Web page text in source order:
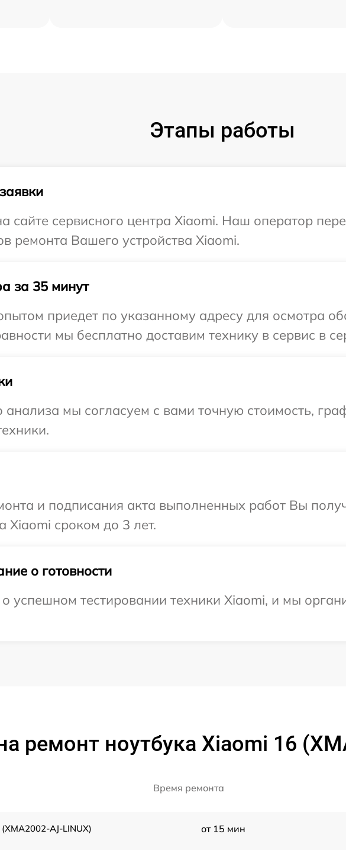
Этапы работы
сайте сервисного центра Xiaomi. Наш оператор
ремонта Вашего устройства Xiaomi.
за 35 минут
приедет по указанному адресу для осмотра
мы бесплатно доставим технику в сервис в
анализа мы согласуем с вами точную стоимость,
и подписания акта выполненных работ Вы
Xiaomi сроком до 3 лет.
о готовности
тестировании техники Xiaomi, и мы
ремонт ноутбука Xiaomi 16
Время ремонта
AJ-LINUX) от 15 мин